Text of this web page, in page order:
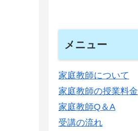
メニュー
家庭教師について
家庭教師の授業料金
家庭教師Q＆A
受講の流れ